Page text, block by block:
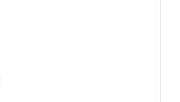
onderhoud
om de kwaliteit
om